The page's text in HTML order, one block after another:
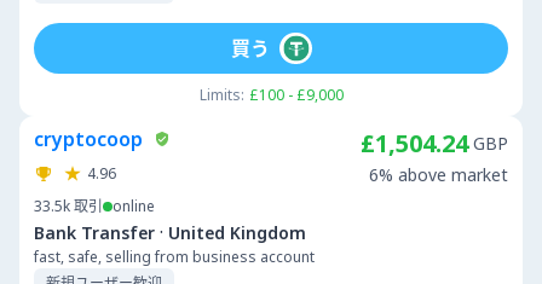
Limits: £100 - £9,000
買う
cryptocoop
4.96
33.5k取引 online
Bank Transfer · United Kingdom
fast, safe, selling from business account
£1,504.24 GBP
6% above market